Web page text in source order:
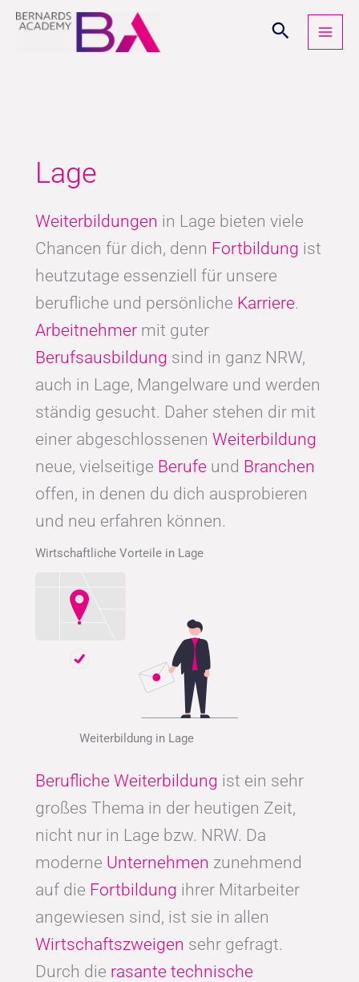
Zum
Inhalt
Lage
Weiterbildungen in Lage bieten viele
Chancen für dich, denn Fortbildung ist
heutzutage essenziell für unsere
berufliche und persönliche Karriere.
Arbeitnehmer mit guter
Berufsausbildung sind in ganz NRW,
auch in Lage, Mangelware und werden
ständig gesucht. Daher stehen dir mit
einer abgeschlossenen Weiterbildung
neue, vielseitige Berufe und Branchen
offen, in denen du dich ausprobieren
und neu erfahren können.
Wirtschaftliche Vorteile in Lage
Weiterbildung in Lage
Berufliche Weiterbildung ist ein sehr
großes Thema in der heutigen Zeit,
nicht nur in Lage bzw. NRW. Da
moderne Unternehmen zunehmend
auf die Fortbildung ihrer Mitarbeiter
angewiesen sind, ist sie in allen
Wirtschaftszweigen sehr gefragt.
Durch die rasante technische